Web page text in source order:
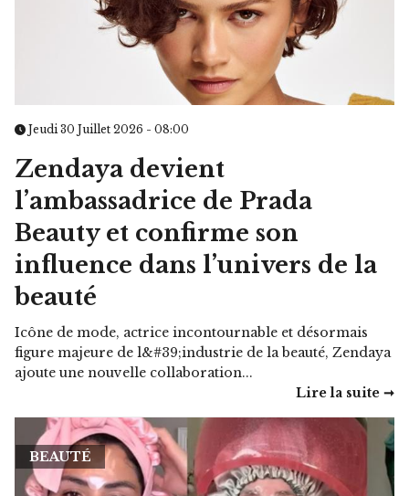
Jeudi 30 Juillet 2026 - 08:00
Zendaya devient
l’ambassadrice de Prada
Beauty et confirme son
influence dans l’univers de la
beauté
Icône de mode, actrice incontournable et désormais
figure majeure de l&#39;industrie de la beauté, Zendaya
ajoute une nouvelle collaboration...
Lire la suite ➞
BEAUTÉ